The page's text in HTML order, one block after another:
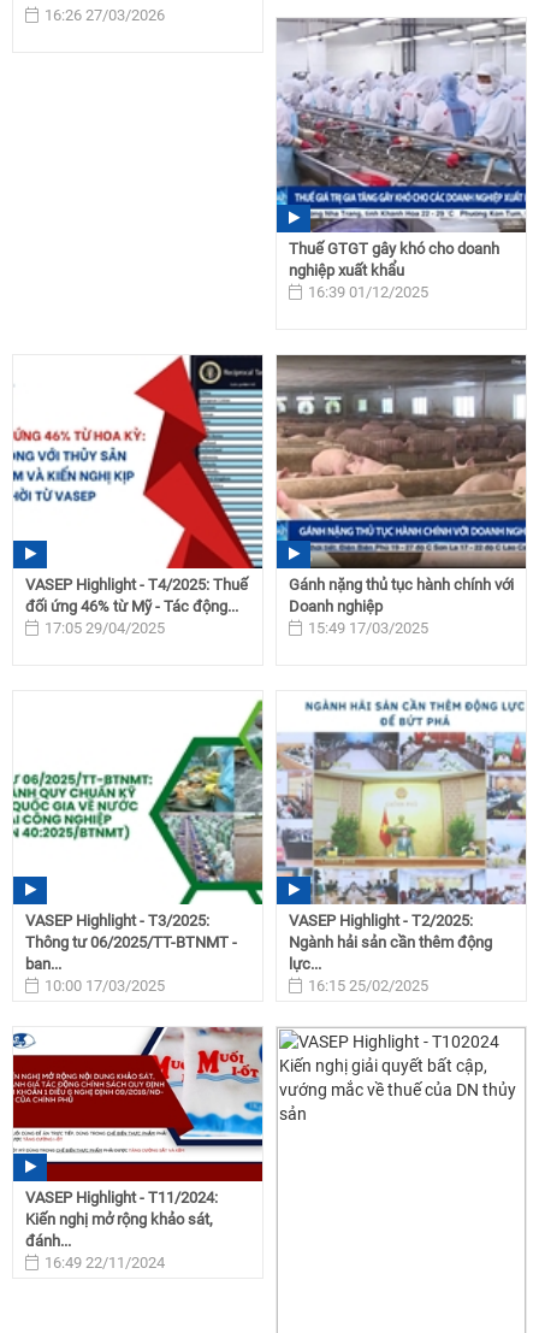
16:26 27/03/2026
Thuế GTGT gây khó cho doanh
nghiệp xuất khẩu
16:39 01/12/2025
VASEP Highlight - T4/2025: Thuế
đối ứng 46% từ Mỹ - Tác động...
17:05 29/04/2025
Gánh nặng thủ tục hành chính với
Doanh nghiệp
15:49 17/03/2025
VASEP Highlight - T3/2025:
Thông tư 06/2025/TT-BTNMT -
ban...
10:00 17/03/2025
VASEP Highlight - T2/2025:
Ngành hải sản cần thêm động
lực...
16:15 25/02/2025
VASEP Highlight - T11/2024:
Kiến nghị mở rộng khảo sát,
đánh...
16:49 22/11/2024